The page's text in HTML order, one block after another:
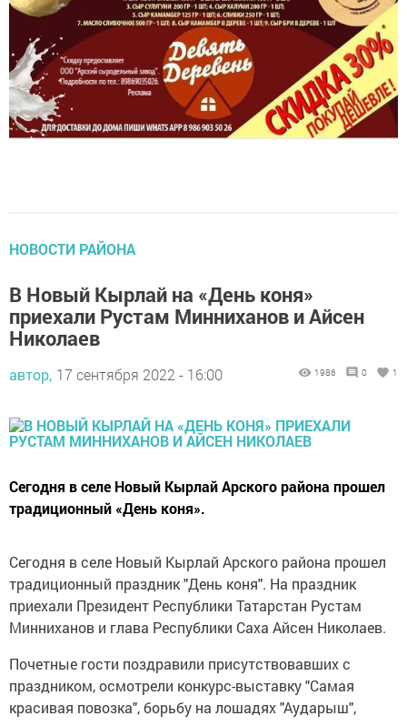
НОВОСТИ РАЙОНА
В Новый Кырлай на «День коня»
приехали Рустам Минниханов и Айсен
Николаев
традиционный «День коня».
традиционный праздник "День коня". На праздник
приехали Президент Республики Татарстан Рустам
Минниханов и глава Республики Саха Айсен Николаев.
праздником, осмотрели конкурс-выставку "Самая
красивая повозка", борьбу на лошадях "Аударыш",
скачки на лошадях.